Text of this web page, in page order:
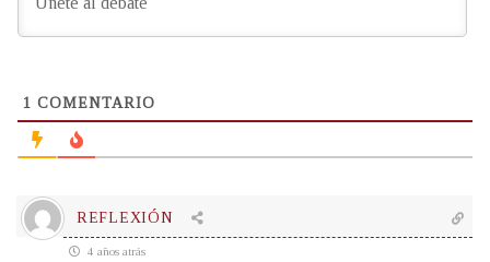
1 COMENTARIO
REFLEXIÓN
4 años atrás